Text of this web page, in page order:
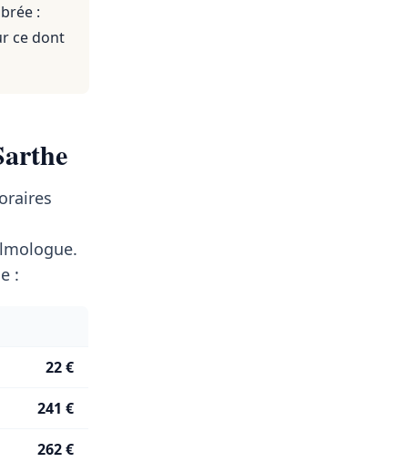
:
ce dont
:
22 €
241 €
262 €